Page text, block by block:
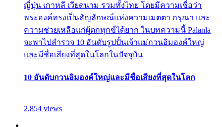
ญี่ปุ่น เกาหลี เวียดนาม รวมทั้งไทย โดยมีความเชื่อว่า
พระองค์ทรงเป็นสัญลักษณ์แห่งความเมตตา กรุณา และ
ความช่วยเหลือแก่ผู้ตกทุกข์ได้ยาก ในบทความนี้ Palanla
จะพาไปสำรวจ 10 อันดับรูปปั้นเจ้าแม่กวนอิมองค์ใหญ่
และมีชื่อเสียงที่สุดในโลกในปัจจุบัน
10 อันดับกวนอิมองค์ใหญ่และมีชื่อเสียงที่สุดในโลก
2,854 views